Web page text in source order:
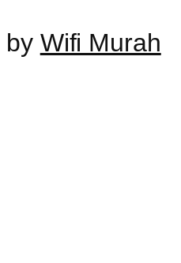
by Wifi Murah